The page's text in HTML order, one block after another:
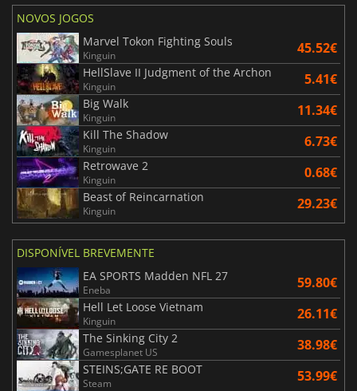
NOVOS JOGOS
Marvel Tokon Fighting Souls
Kinguin 45.52€
HellSlave II Judgment of the Archon
Kinguin 5.41€
Big Walk
Kinguin 11.34€
Kill The Shadow
Kinguin 6.73€
Retrowave 2
Kinguin 0.68€
Beast of Reincarnation
Kinguin 29.23€
DISPONÍVEL BREVEMENTE
EA SPORTS Madden NFL 27
Eneba 59.80€
Hell Let Loose Vietnam
Kinguin 26.11€
The Sinking City 2
Gamesplanet US 38.98€
STEINS;GATE RE BOOT
Steam 53.99€